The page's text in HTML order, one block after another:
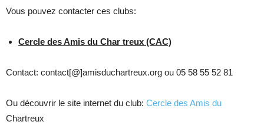
Vous pouvez contacter ces clubs:
Cercle des Amis du Char treux (CAC)
Contact: contact[@]amisduchartreux.org ou 05 58 55 52 81
Ou découvrir le site internet du club: Cercle des Amis du
Chartreux